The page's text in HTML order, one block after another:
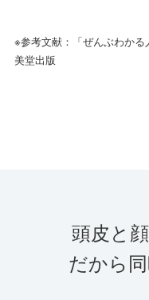
※参考文献：「ぜんぶわか
美堂出版
頭皮と
だから